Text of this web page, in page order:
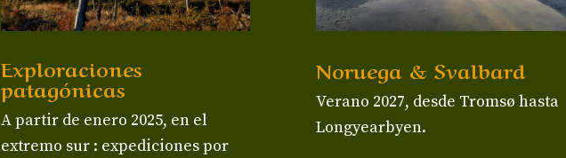
Exploraciones
patagónicas
A partir de enero 2025, en el
extremo sur : expediciones por
Noruega & Svalbard
Verano 2027, desde Tromsø hasta
Longyearbyen.